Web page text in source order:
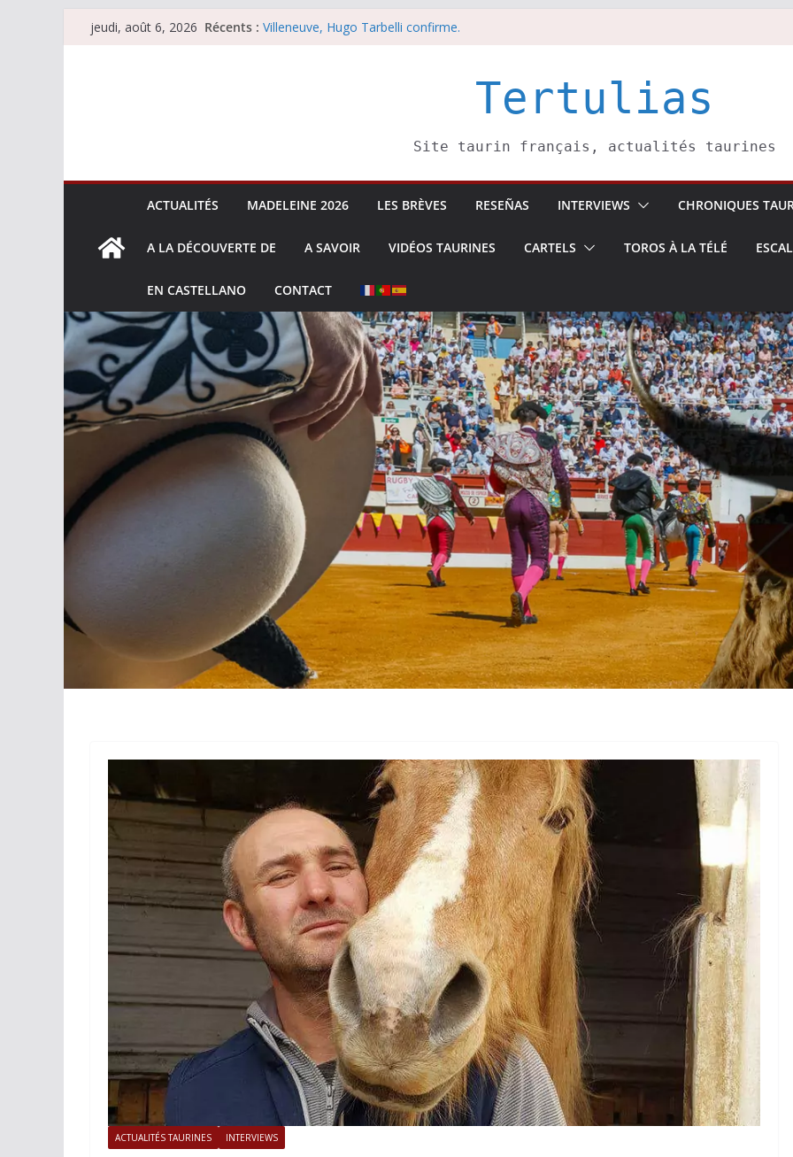
Passerjeudi, août 6, 2026 Récents : Villeneuve, Hugo Tarbelli confirme.
Tertulias
Site taurin français, actualités taurines
ACTUALITÉS MADELEINE 2026 LES BRÈVES RESEÑAS INTERVIEWS CHRONIQUES
A LA DÉCOUVERTE DE A SAVOIR VIDÉOS TAURINES CARTELS TOROS À LA TÉLÉ
EN CASTELLANO CONTACT
ACTUALITÉS TAURINES INTERVIEWS
ACTUALITÉS TAURINES PHOTOS TAURINES 2026
Istres, l’ouverture en
photos
19/06/2026 Tertulias
ACTUALITÉS TAURINES PHOTOS TAURINES 2026
Bayonne, la corrida des
fêtes en photos
17/07/2026